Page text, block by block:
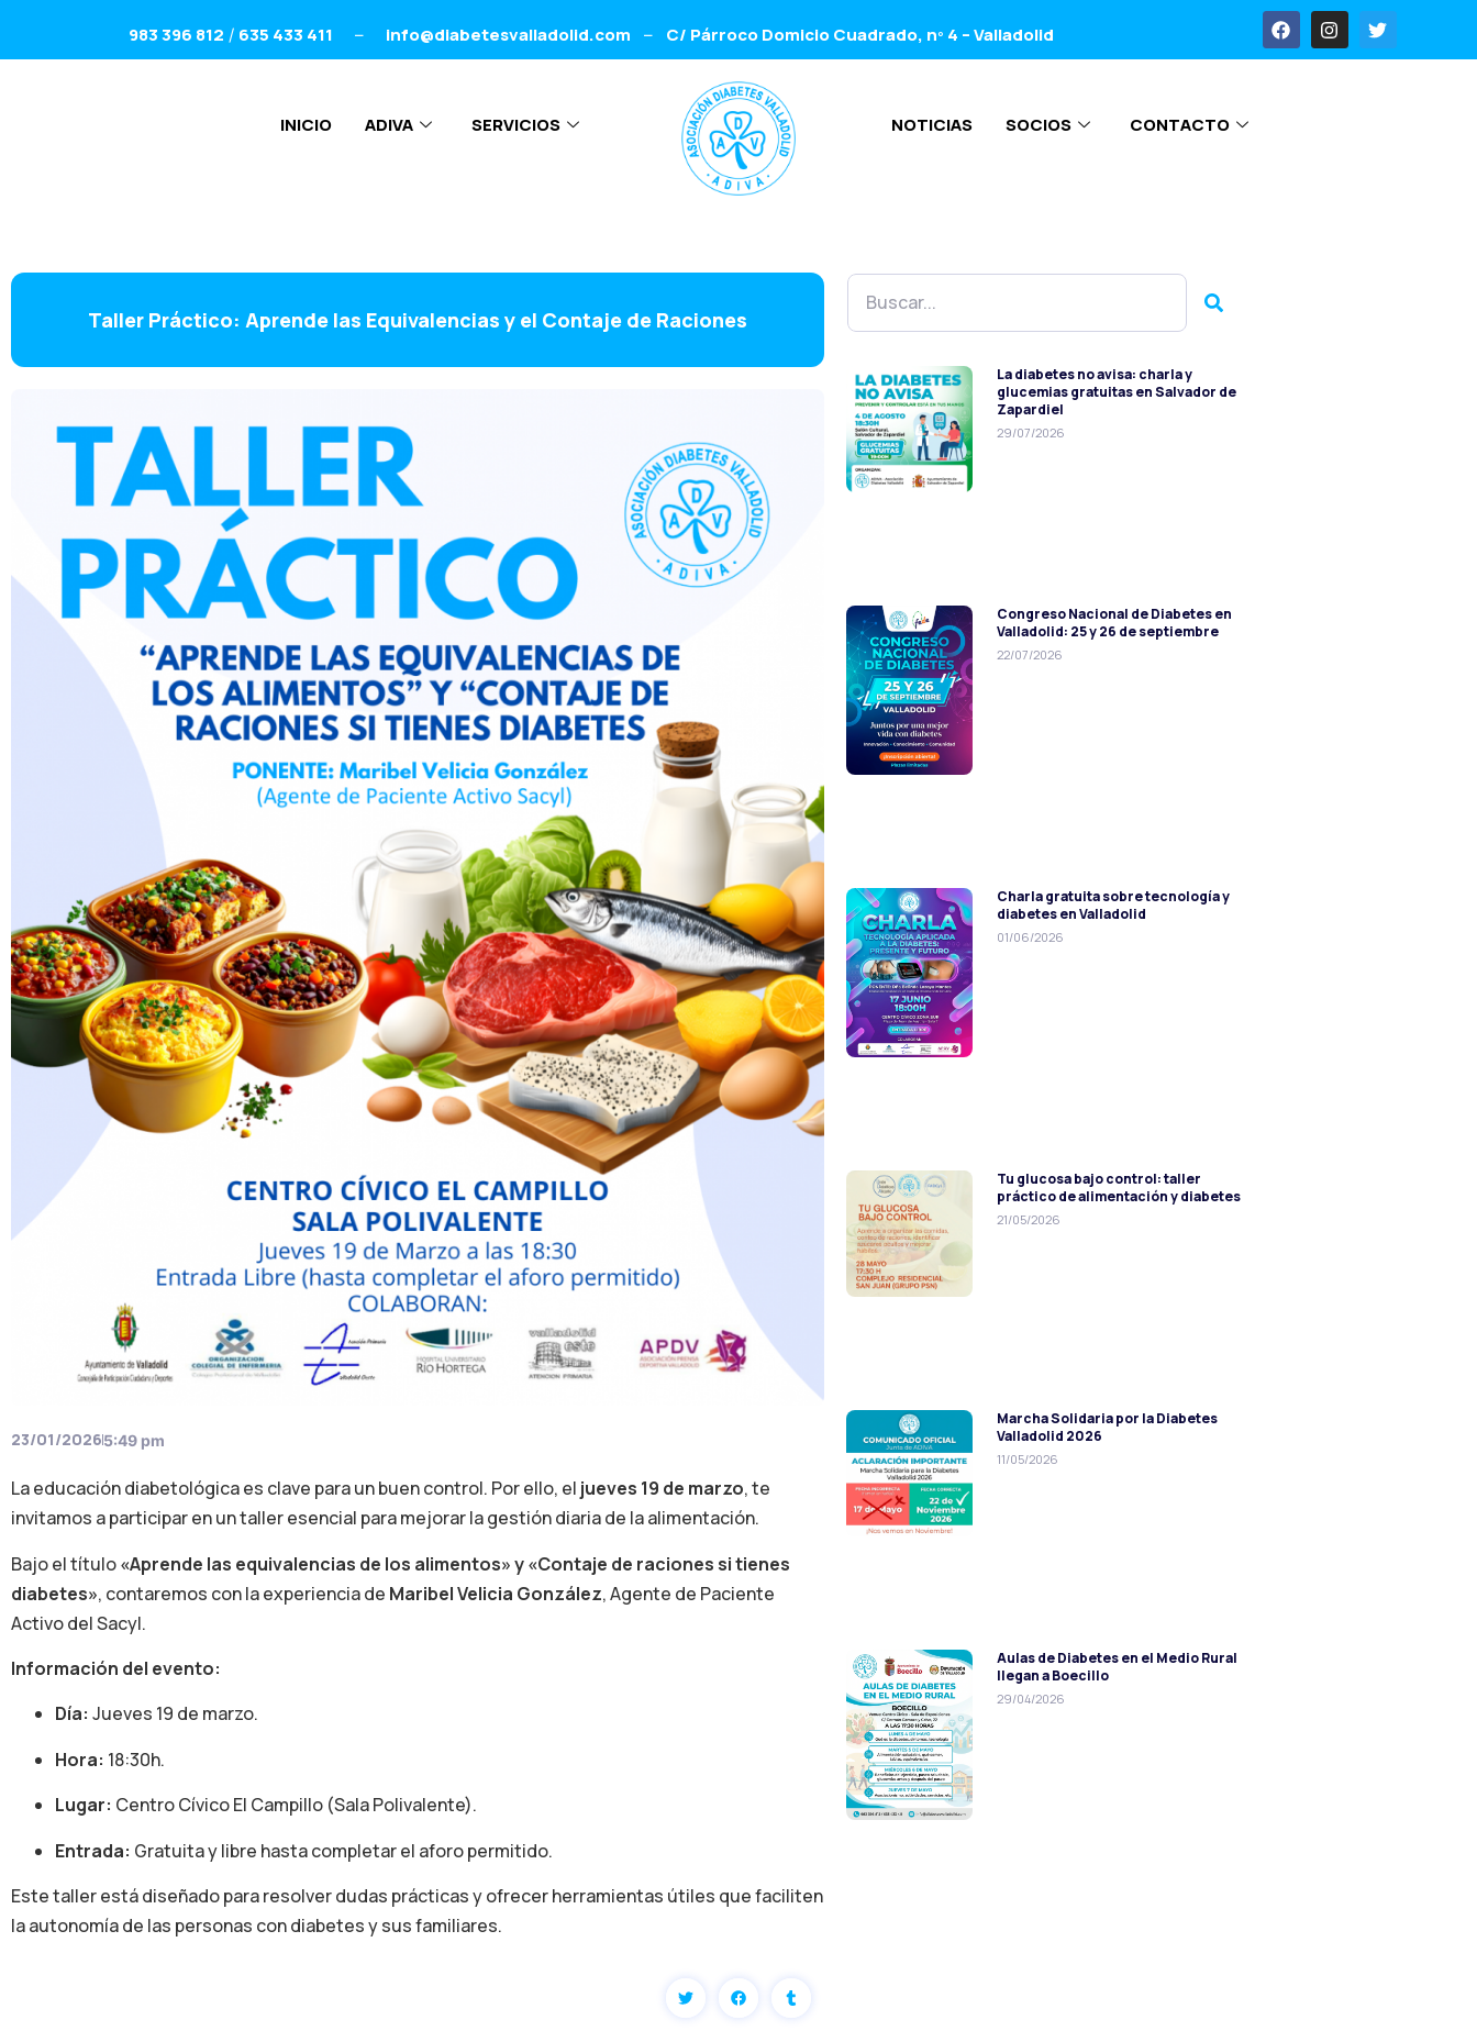
983 396 812 / 635 433 411 – info@diabetesvalladolid.com – C/ Párroco Domicio Cuadrado, nº 4 – Valladolid
INICIO ADIVA SERVICIOS NOTICIAS SOCIOS CONTACTO
Taller Práctico: Aprende las Equivalencias y el Contaje de Raciones
23/01/20265:49 pm
La educación diabetológica es clave para un buen control. Por ello, el jueves 19 de marzo, te
invitamos a participar en un taller esencial para mejorar la gestión diaria de la alimentación.
Bajo el título«Aprende las equivalencias de los alimentos» y «Contaje de raciones si tienes
diabetes», contaremos con la experiencia de Maribel Velicia González, Agente de Paciente
Activo del Sacyl.
Información del evento:
Día: Jueves 19 de marzo.
Hora: 18:30h.
Lugar: Centro Cívico El Campillo (Sala Polivalente).
Entrada: Gratuita y libre hasta completar el aforo permitido.
Este taller está diseñado para resolver dudas prácticas y ofrecer herramientas útiles que faciliten
la autonomía de las personas con diabetes y sus familiares.
La diabetes no avisa: charla y
glucemias gratuitas en Salvador de
Zapardiel
29/07/2026
Congreso Nacional de Diabetes en
Valladolid: 25 y 26 de septiembre
22/07/2026
Charla gratuita sobre tecnología y
diabetes en Valladolid
01/06/2026
Tu glucosa bajo control: taller
práctico de alimentación y diabetes
21/05/2026
Marcha Solidaria por la Diabetes
Valladolid 2026
11/05/2026
Aulas de Diabetes en el Medio Rural
llegan a Boecillo
29/04/2026